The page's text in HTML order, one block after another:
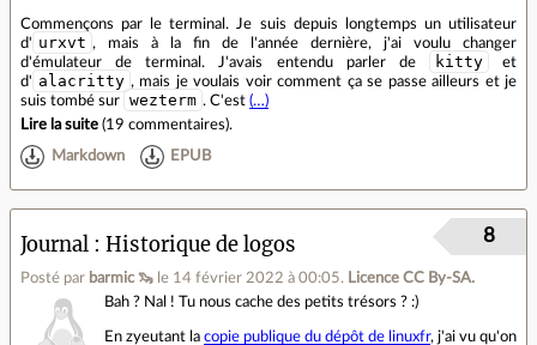
Commençons par le terminal. Je suis depuis longtemps un utilisateur
d' urxvt , mais à la fin de l'année dernière, j'ai voulu changer
d'émulateur de terminal. J'avais entendu parler de
kitty
et
d' alacritty , mais je voulais voir comment ça se passe ailleurs et je
suis tombé sur
wezterm . C'est (…)
Lire la suite (19 commentaires).
Markdown EPUB
Journal Historique de logos
Posté par barmic 🦦 le 14 février 2022 à 00:05. Licence CC By‑SA.
8
Bah ? Nal ! Tu nous cache des petits trésors ? :)
En zyeutant la copie publique du dépôt de linuxfr, j'ai vu qu'on